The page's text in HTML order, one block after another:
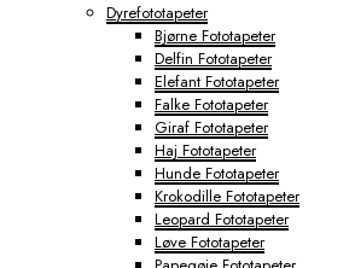
Dyrefototapeter
Bjørne Fototapeter
Delfin Fototapeter
Elefant Fototapeter
Falke Fototapeter
Giraf Fototapeter
Haj Fototapeter
Hunde Fototapeter
Krokodille Fototapeter
Leopard Fototapeter
Løve Fototapeter